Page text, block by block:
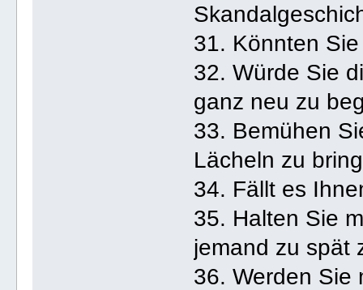
31. Könnten
32. Würde Sie
ganz neu zu
33. Bemühen
Lächeln zu
34. Fällt es
35. Halten Sie
jemand zu spät
36. Werden Sie